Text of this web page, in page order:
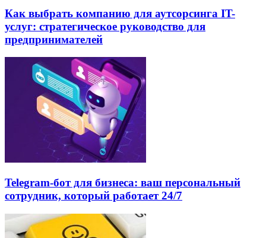
Как выбрать компанию для аутсорсинга IT-
услуг: стратегическое руководство для
предпринимателей
Telegram-бот для бизнеса: ваш персональный
сотрудник, который работает 24/7